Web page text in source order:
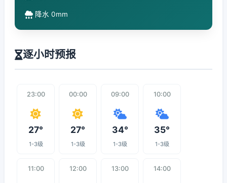
降水 0mm
逐小时预报
23:00
27°
1-3级
00:00
27°
1-3级
09:00
34°
1-3级
10:00
35°
1-3级
11:00 12:00 13:00 14:00